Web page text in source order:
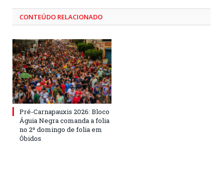
CONTEÚDO RELACIONADO
Pré-Carnapauxis 2026: Bloco
Águia Negra comanda a folia
no 2º domingo de folia em
Óbidos